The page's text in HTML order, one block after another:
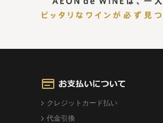
クレジットカード払い
代金引換